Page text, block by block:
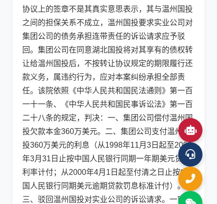
协议上的签章不是其真实意思表示，其与温州国投
之间的担保关系不成立，温州国投要求实业公司对
集团公司的债务承担连带责任的诉讼请求应予驳
回。集团公司在同意湖北国投将对其享有的债权转
让给温州国投后，不按转让协议规定的期限履行还
款义务，属违约行为，应对本案纠纷承担全部责
任。该院依照《中华人民共和国民法通则》第一百
一十一条、《中华人民共和国民事诉讼法》第一百
二十八条的规定，判决：一、集团公司偿付温州国
投欠款本金360万美元。二、集团公司支付温州国
投360万美元的利息（从1998年11月3日起至2000
年3月31日止按中国人民银行同期一年期美元贷款
利率计付；从2000年4月1日起至付清之日止按中
国人民银行同期美元逾期贷款罚息标准计付）。
三、驳回温州国投对实业公司的诉讼请求。一审案